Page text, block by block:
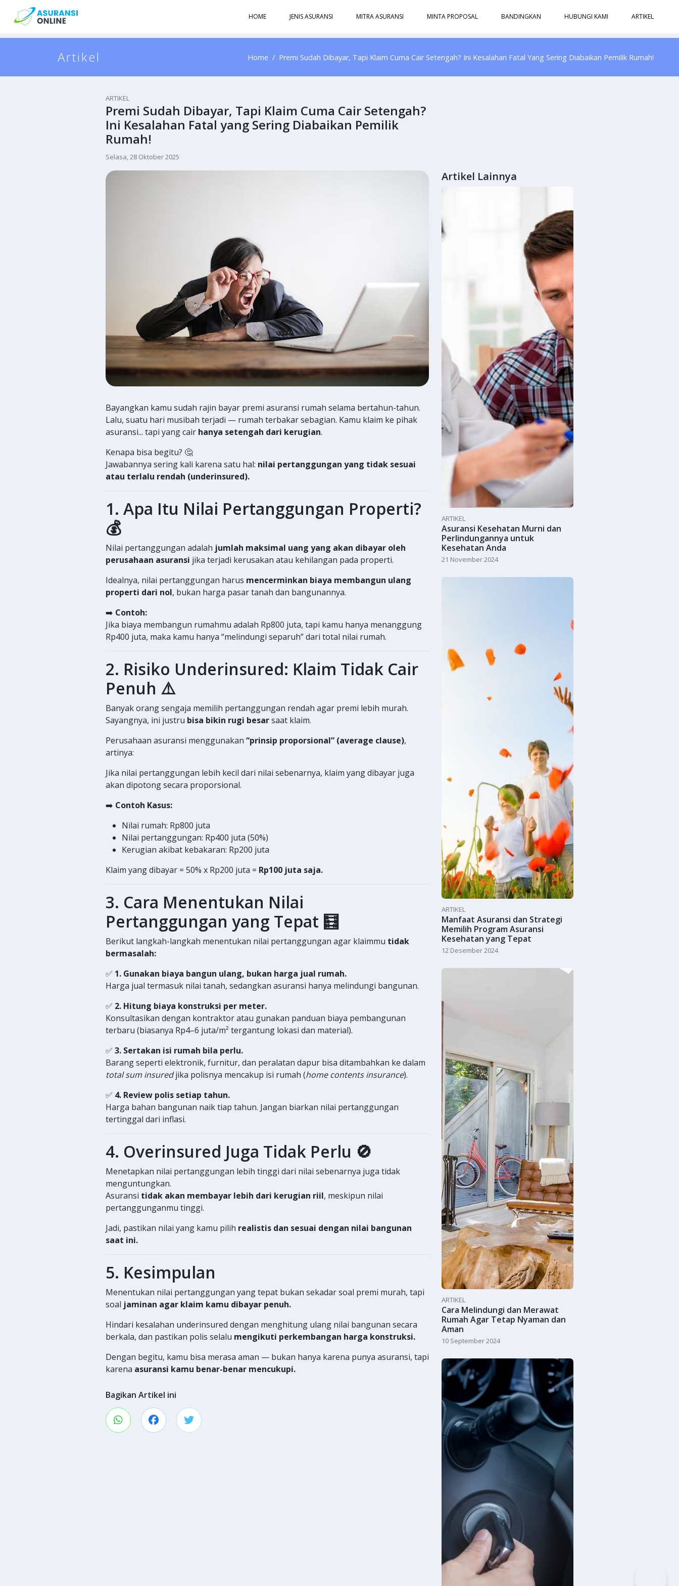
HOME JENIS ASURANSI MITRA ASURANSI MINTA PROPOSAL BANDINGKAN HUBUNGI KAMI ARTIKEL
Artikel Home Premi Sudah Dibayar, Tapi Klaim Cuma Cair Setengah? Ini Kesalahan Fatal Yang Sering Diabaikan Pemilik Rumah!
ARTIKEL
Premi Sudah Dibayar, Tapi Klaim Cuma Cair Setengah?
Ini Kesalahan Fatal yang Sering Diabaikan Pemilik
Rumah!
Selasa, 28 Oktober 2025
Bayangkan kamu sudah rajin bayar premi asuransi rumah selama bertahun-tahun.
Lalu, suatu hari musibah terjadi — rumah terbakar sebagian. Kamu klaim ke pihak
asuransi... tapi yang cair hanya setengah dari kerugian.
Kenapa bisa begitu? 🤔
Jawabannya sering kali karena satu hal: nilai pertanggungan yang tidak sesuai
atau terlalu rendah (underinsured).
1. Apa Itu Nilai Pertanggungan Properti?
💰
Nilai pertanggungan adalah jumlah maksimal uang yang akan dibayar oleh
perusahaan asuransi jika terjadi kerusakan atau kehilangan pada properti.
Idealnya, nilai pertanggungan harus mencerminkan biaya membangun ulang
properti dari nol, bukan harga pasar tanah dan bangunannya.
➡️ Contoh:
Jika biaya membangun rumahmu adalah Rp800 juta, tapi kamu hanya menanggung
Rp400 juta, maka kamu hanya “melindungi separuh” dari total nilai rumah.
2. Risiko Underinsured: Klaim Tidak Cair
Penuh ⚠️
Banyak orang sengaja memilih pertanggungan rendah agar premi lebih murah.
Sayangnya, ini justru bisa bikin rugi besarsaat klaim.
Perusahaan asuransi menggunakan “prinsip proporsional” (average clause),
artinya:
Jika nilai pertanggungan lebih kecil dari nilai sebenarnya, klaim yang dibayar juga
akan dipotong secara proporsional.
➡️ Contoh Kasus:
Nilai rumah: Rp800 juta
Nilai pertanggungan: Rp400 juta (50%)
Kerugian akibat kebakaran: Rp200 juta
Klaim yang dibayar = 50% x Rp200 juta = Rp100 juta saja.
3. Cara Menentukan Nilai
Pertanggungan yang Tepat 🧮
Berikut langkah-langkah menentukan nilai pertanggungan agar klaimmu tidak
bermasalah:
✅ 1. Gunakan biaya bangun ulang, bukan harga jual rumah.
Harga jual termasuk nilai tanah, sedangkan asuransi hanya melindungi bangunan.
✅ 2. Hitung biaya konstruksi per meter.
Konsultasikan dengan kontraktor atau gunakan panduan biaya pembangunan
terbaru (biasanya Rp4–6 juta/m² tergantung lokasi dan material).
✅ 3. Sertakan isi rumah bila perlu.
Barang seperti elektronik, furnitur, dan peralatan dapur bisa ditambahkan ke dalam
total sum insuredjika polisnya mencakup isi rumah (home contents insurance).
✅ 4. Review polis setiap tahun.
Harga bahan bangunan naik tiap tahun. Jangan biarkan nilai pertanggungan
tertinggal dari inflasi.
4. Overinsured Juga Tidak Perlu 🚫
Menetapkan nilai pertanggungan lebih tinggi dari nilai sebenarnya juga tidak
menguntungkan.
Asuransi tidak akan membayar lebih dari kerugian riil, meskipun nilai
pertanggunganmu tinggi.
Jadi, pastikan nilai yang kamu pilih realistis dan sesuai dengan nilai bangunan
saat ini.
5. Kesimpulan
Menentukan nilai pertanggungan yang tepat bukan sekadar soal premi murah, tapi
soal jaminan agar klaim kamu dibayar penuh.
Hindari kesalahan underinsured dengan menghitung ulang nilai bangunan secara
berkala, dan pastikan polis selalu mengikuti perkembangan harga konstruksi.
Dengan begitu, kamu bisa merasa aman — bukan hanya karena punya asuransi, tapi
karena asuransi kamu benar-benar mencukupi.
Bagikan Artikel ini
Artikel Lainnya
ARTIKEL
Asuransi Kesehatan Murni dan
Perlindungannya untuk
Kesehatan Anda
21 November 2024
ARTIKEL
Manfaat Asuransi dan Strategi
Memilih Program Asuransi
Kesehatan yang Tepat
12 Desember 2024
ARTIKEL
Cara Melindungi dan Merawat
Rumah Agar Tetap Nyaman dan
Aman
10 September 2024